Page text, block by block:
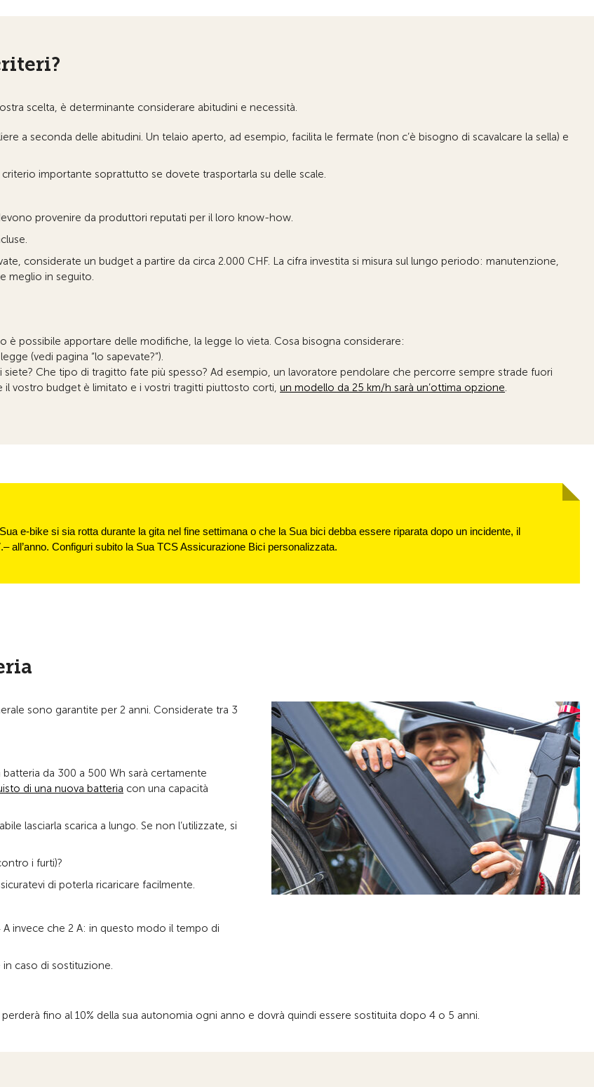
scelta, è determinante considerare abitudini e necessità.
a seconda delle abitudini. Un telaio aperto, ad esempio, facilita le fermate (non c’è bisogno di scavalcare la sella) e
importante soprattutto se dovete trasportarla su delle scale.
provenire da produttori reputati per il loro know-how.
considerate un budget a partire da circa 2.000 CHF. La cifra investita si misura sul lungo periodo: manutenzione,
meglio in seguito.
è possibile apportare delle modifiche, la legge lo vieta. Cosa bisogna considerare:
(vedi pagina “lo sapevate?”).
Che tipo di tragitto fate più spesso? Ad esempio, un lavoratore pendolare che percorre sempre strade fuori
il vostro budget è limitato e i vostri tragitti piuttosto corti, un modello da 25 km/h sarà un’ottima opzione
e-bike si sia rotta durante la gita nel fine settimana o che la Sua bici debba essere riparata dopo un incidente, il
all’anno. Configuri subito la Sua TCS Assicurazione Bici personalizzata.
sono garantite per 2 anni. Considerate tra 3
da 300 a 500 Wh sarà certamente
di una nuova batteria con una capacità
lasciarla scarica a lungo. Se non l’utilizzate, si
i furti)?
di poterla ricaricare facilmente.
invece che 2 A: in questo modo il tempo di
caso di sostituzione.
fino al 10% della sua autonomia ogni anno e dovrà quindi essere sostituita dopo 4 o 5 anni.